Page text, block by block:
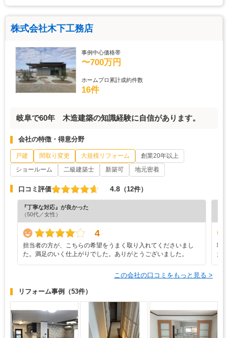
株式会社木下工務店
事例中心価格帯
〜700万円
ホームプロ累計成約件数
16件
岐阜で60年 木造建築の知識経験に自信があります。
会社の特徴・得意分野
戸建 間取り変更 大規模リフォーム
創業20年以上
ショールーム
二級建築士 新築可 地元密着
口コミ評価 4.8 （12件）
『丁寧な対応』が良かった
（50代／女性）
4
担当者の方が、こちらの希望をうまく取り入れてくださいまし
た。満足のいく仕上がりでした。ありがとうございました。
職
た
この会社の口コミをもっと見る >
リフォーム事例 （53件）